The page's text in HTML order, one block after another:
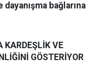
bağlarına
KARDEŞLİK VE
GÖSTERİYOR